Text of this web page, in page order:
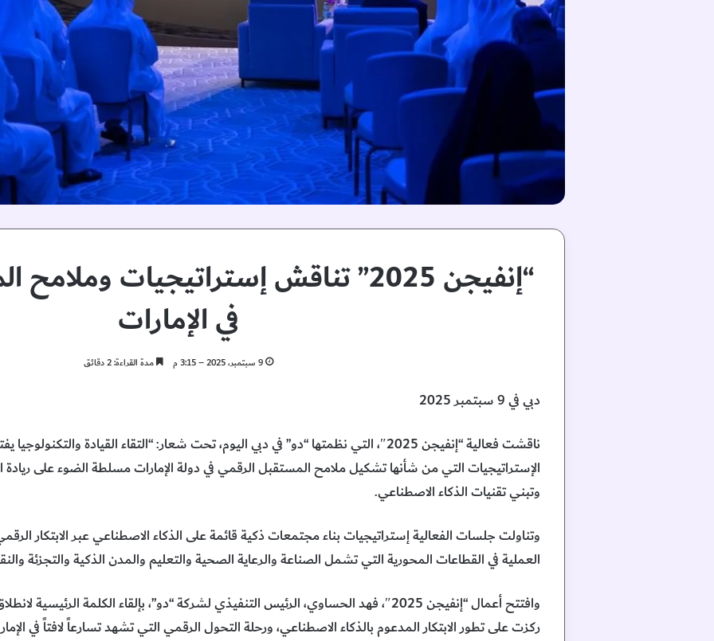
“إنفيجن 2025” تناقش إستراتيجيات
في الإمارات
9 سبتمبر، 2025 – 3:15 م مدة القراءة: 2 دقائق
دبي في 9 سبتمبر 2025
ناقشت فعالية “إنفيجن 2025″، التي نظمتها “دو” في دبي اليوم، تحت شعار: “التقاء القيادة
الإستراتيجيات التي من شأنها تشكيل ملامح المستقبل الرقمي في دولة الإمارات مسلطة الضوء على
وتبني تقنيات الذكاء الاصطناعي.
وتناولت جلسات الفعالية إستراتيجيات بناء مجتمعات ذكية قائمة على الذكاء الاصطناعي عبر الابتكار
العملية في القطاعات المحورية التي تشمل الصناعة والرعاية الصحية والتعليم والمدن الذكية والتجزئة
وافتتح أعمال “إنفيجن 2025″، فهد الحساوي، الرئيس التنفيذي لشركة “دو”، بإلقاء الكلمة
ركزت على تطور الابتكار المدعوم بالذكاء الاصطناعي، ورحلة التحول الرقمي التي تشهد تسارعاً لافتاً في